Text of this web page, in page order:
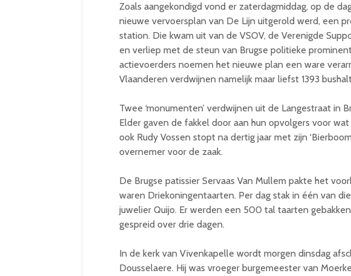
Zoals aangekondigd vond er zaterdagmiddag, op de
nieuwe vervoersplan van De Lijn uitgerold werd, een
station. Die kwam uit van de VSOV, de Verenigde
en verliep met de steun van Brugse politieke
actievoerders noemen het nieuwe plan een ware
Vlaanderen verdwijnen namelijk maar liefst 1393
Twee ‘monumenten’ verdwijnen uit de Langestraat in
Elder gaven de fakkel door aan hun opvolgers voor
ook Rudy Vossen stopt na dertig jaar met zijn
overnemer voor de zaak.
De Brugse patissier Servaas Van Mullem pakte het
waren Driekoningentaarten. Per dag stak in één van
juwelier Quijo. Er werden een 500 tal taarten
gespreid over drie dagen.
In de kerk van Vivenkapelle wordt morgen dinsdag
Dousselaere. Hij was vroeger burgemeester van